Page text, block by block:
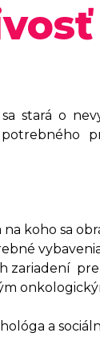
stará o
koho sa
a